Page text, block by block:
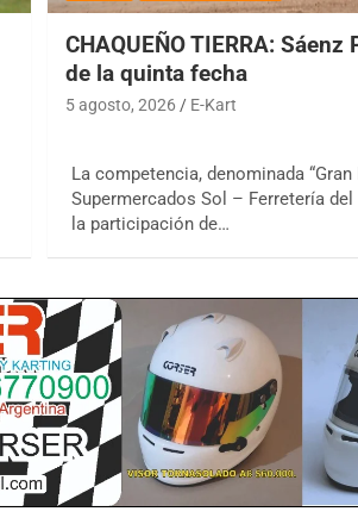
CHAQUEÑO TIERRA: Sáenz
de la quinta fecha
5 agosto, 2026 E-Kart
La competencia, denominada “Gran
Supermercados Sol – Ferretería
la participación de…